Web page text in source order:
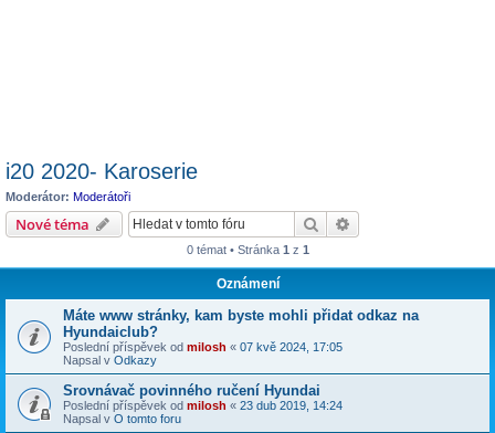
i20 2020- Karoserie
Moderátor: Moderátoři
Nové téma Hledat
0 témat • Stránka 1 z 1
Oznámení
Máte www stránky, kam byste mohli přidat odkaz na
Hyundaiclub?
Poslední příspěvek od milosh « 07 kvě 2024, 17:05
Napsal v Odkazy
Srovnávač povinného ručení Hyundai
Poslední příspěvek od milosh « 23 dub 2019, 14:24
Napsal v O tomto foru